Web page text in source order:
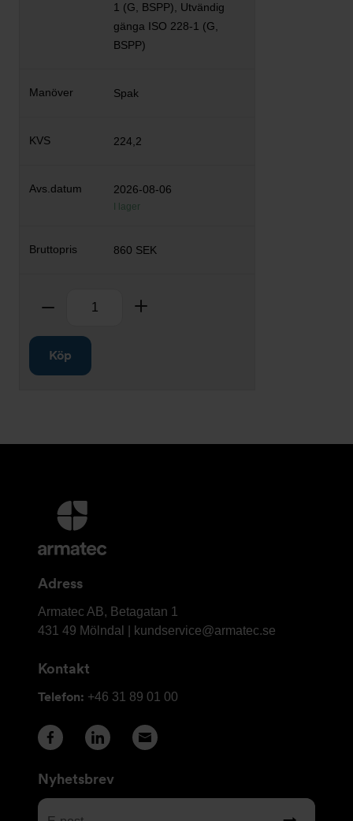
1 (G, BSPP), Utvändig
gänga ISO 228-1 (G,
BSPP)
Spak
224,2
2026-08-06
I lager
860 SEK
Ta bort
Köp
Ytterligare
information
och
Adress
Armatec
AB
Armatec AB, Betagatan 1
431 49 Mölndal |
kundservice@armatec.se
Kontakt
Telefon: +46 31 89 01 00
Nyhetsbrev
E-